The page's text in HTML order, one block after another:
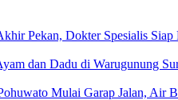
Pekan, Dokter Spesialis Siap
dan Dadu di Warugunung
Mulai Garap Jalan, Air